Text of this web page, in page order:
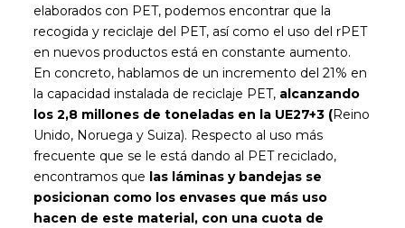
elaborados con PET, podemos encontrar que la
recogida y reciclaje del PET, así como el uso del rPET
en nuevos productos está en constante aumento.
En concreto, hablamos de un incremento del 21% en
la capacidad instalada de reciclaje PET, alcanzando
los 2,8 millones de toneladas en la UE27+3 (Reino
Unido, Noruega y Suiza). Respecto al uso más
frecuente que se le está dando al PET reciclado,
encontramos que las láminas y bandejas se
posicionan como los envases que más uso
hacen de este material, con una cuota de